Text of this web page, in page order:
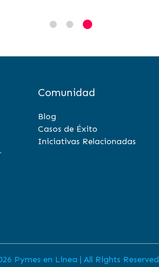
Comunidad
Blog
Casos de Éxito
Iniciativas Relacionadas
Pymes en Linea | All Rights Reserved